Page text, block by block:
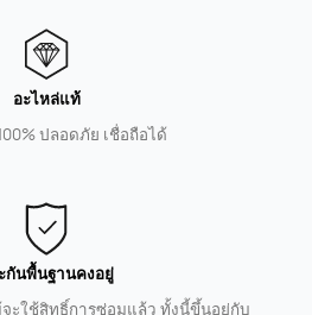
อะไหล่แท้
ปลอดภัย เชื่อถือได้
กันพื้นฐานคงอยู่
ะใช้สิทธิ์การซ่อมแล้ว ทั้งนี้ขึ้นอยู่กับ